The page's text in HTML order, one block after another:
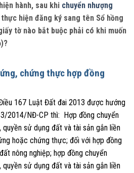
hành, sau khi chuyển nhượng
hiện đăng ký sang tên Sổ hồng
tờ nào bắt buộc phải có khi muốn
chứng thực hợp đồng
167 Luật Đất đai 2013 được hướng
2014/NĐ-CP thì: Hợp đồng chuyển
sử dụng đất và tài sản gắn liền
hoặc chứng thực; đối với hợp đồng
nông nghiệp; hợp đồng chuyển
sử dụng đất và tài sản gắn liền